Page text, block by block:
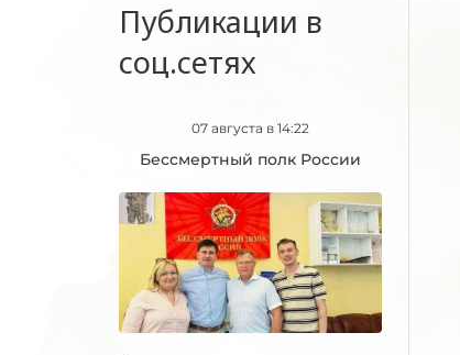
Публикации в
соц.сетях
07 августа в 14:22
Бессмертный полк России